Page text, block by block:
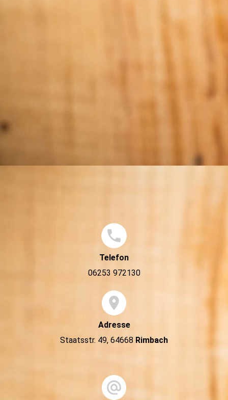
Telefon
06253 972130
Adresse
Staatsstr. 49, 64668 Rimbach